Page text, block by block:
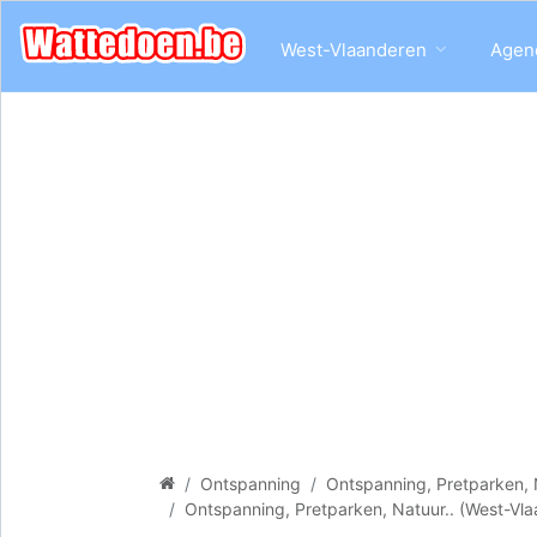
West-Vlaanderen
Ontspanning
Ontspanning, Pretparken,
Ontspanning, Pretparken, Natuur.. (West-